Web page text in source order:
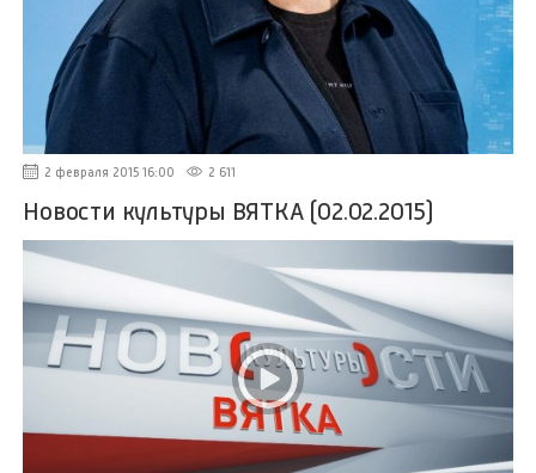
2 февраля 2015 16:00 2 611
Новости культуры ВЯТКА (02.02.2015)